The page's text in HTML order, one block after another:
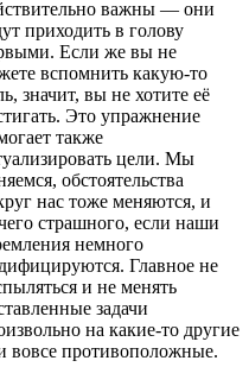
важны — они
приходить в голову
Если же вы не
вспомнить какую-то
значит, вы не хотите её
Это упражнение
также
цели. Мы
обстоятельства
нас тоже меняются, и
страшного, если наши
немного
Главное не
и не менять
задачи
на какие-то другие
вовсе противоположные.